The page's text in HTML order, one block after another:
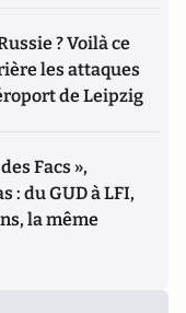
? Voilà ce
les attaques
de Leipzig
Facs »,
: du GUD à LFI,
la même